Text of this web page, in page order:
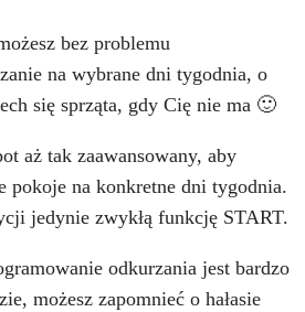
bez problemu
na wybrane dni tygodnia, o
się sprząta, gdy Cię nie ma 🙂
aż tak zaawansowany, aby
pokoje na konkretne dni tygodnia.
jedynie zwykłą funkcję START.
odkurzania jest bardzo
możesz zapomnieć o hałasie